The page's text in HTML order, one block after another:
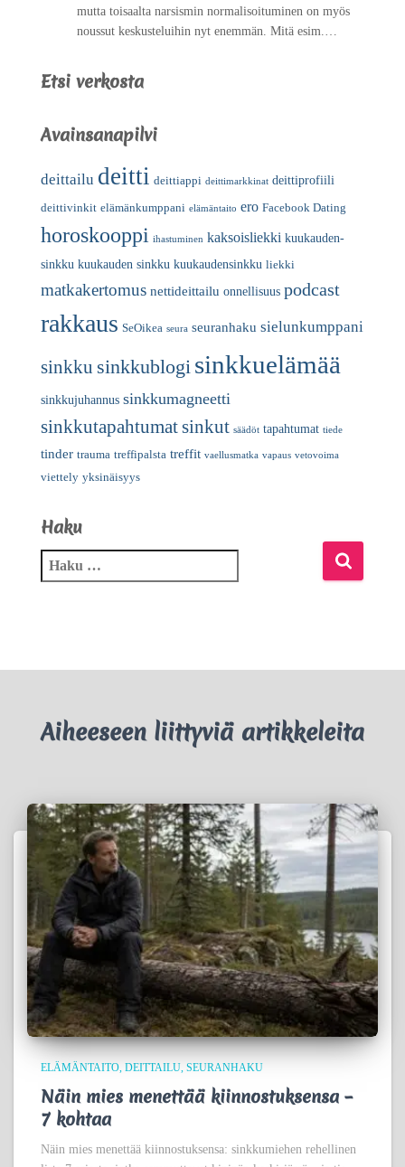
mutta toisaalta narsismin normalisoituminen on myös
noussut keskusteluihin nyt enemmän. Mitä esim.…
Etsi verkosta
Avainsanapilvi
deittailu deitti deittiappi deittimarkkinat deittiprofiili
deittivinkit elämänkumppani elämäntaito ero Facebook Dating
horoskooppi ihastuminen kaksoisliekki kuukauden-
sinkku kuukauden sinkku kuukaudensinkku liekki
matkakertomus nettideittailu onnellisuus podcast
rakkaus SeOikea seura seuranhaku sielunkumppani
sinkku sinkkublogi sinkkuelämää
sinkkujuhannus sinkkumagneetti
sinkkutapahtumatsinkut säädöt tapahtumat tiede
tinder trauma treffipalsta treffit vaellusmatka vapaus vetovoima
viettely yksinäisyys
Haku
Aiheeseen liittyviä artikkeleita
ELÄMÄNTAITO DEITTAILU SEURANHAKU
Näin mies menettää kiinnostuksensa –
7 kohtaa
Näin mies menettää kiinnostuksensa: sinkkumiehen rehellinen